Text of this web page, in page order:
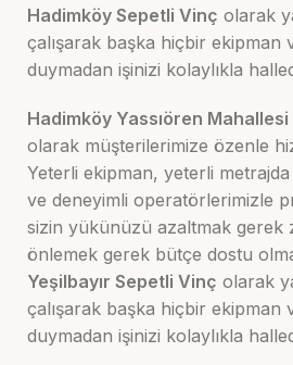
Hadimköy Sepetli Vinç olarak
çalışarak başka hiçbir ekipman
duymadan işinizi kolaylıkla
Hadimköy Yassıören Mahallesi
olarak müşterilerimize özenle
Yeterli ekipman, yeterli
ve deneyimli operatörlerimizle
sizin yükünüzü azaltmak gerek
önlemek gerek bütçe dostu
Yeşilbayır Sepetli Vinç olarak
çalışarak başka hiçbir ekipman
duymadan işinizi kolaylıkla